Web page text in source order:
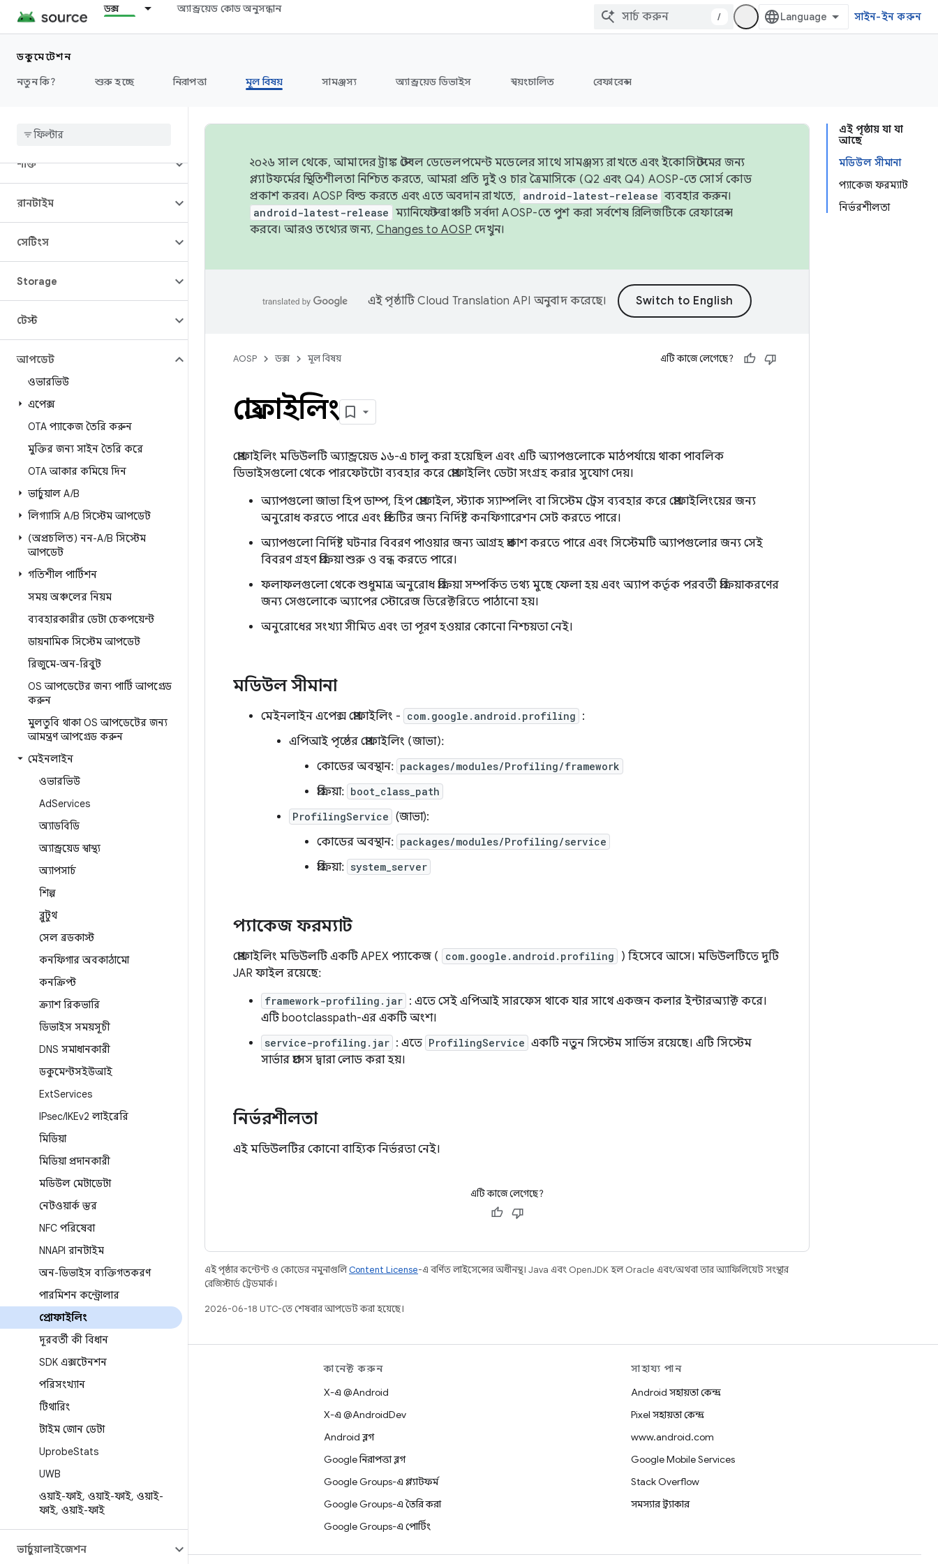
ডক্স অ্যান্ড্রয়েড কোড অনুসন্ধান
/ সাইন-ইন করুন
ডকুমেন্টেশন
নতুন কি?
শুরু হচ্ছে নিরাপত্তা মূল বিষয় সামঞ্জস্য অ্যান্ড্রয়েড ডিভাইস স্বয়ংচালিত রেফারেন্স
কর্মক্ষমতা
শক্তি
রানটাইম
সেটিংস
Storage
টেস্ট
আপডেট
ওভারভিউ
এপেক্স
OTA প্যাকেজ তৈরি করুন
মুক্তির জন্য সাইন তৈরি করে
OTA আকার কমিয়ে দিন
ভার্চুয়াল A/B
লিগ্যাসি A/B সিস্টেম আপডেট
(অপ্রচলিত) নন-A/B সিস্টেম
আপডেট
গতিশীল পার্টিশন
সময় অঞ্চলের নিয়ম
ব্যবহারকারীর ডেটা চেকপয়েন্ট
ডায়নামিক সিস্টেম আপডেট
রিজুমে-অন-রিবুট
OS আপডেটের জন্য পার্টি আপগ্রেড
করুন
মুলতুবি থাকা OS আপডেটের জন্য
আমন্ত্রণ আপগ্রেড করুন
মেইনলাইন
ওভারভিউ
AdServices
অ্যাডবিডি
অ্যান্ড্রয়েড স্বাস্থ্য
অ্যাপসার্চ
শিল্প
ব্লুটুথ
সেল ব্রডকাস্ট
কনফিগার অবকাঠামো
কনক্রিপ্ট
ক্র্যাশ রিকভারি
ডিভাইস সময়সূচী
DNS সমাধানকারী
ডকুমেন্টসইউআই
ExtServices
IPsec/IKEv2 লাইব্রেরি
মিডিয়া
মিডিয়া প্রদানকারী
মডিউল মেটাডেটা
নেটওয়ার্ক স্তর
NFC পরিষেবা
NNAPI রানটাইম
অন-ডিভাইস ব্যক্তিগতকরণ
পারমিশন কন্ট্রোলার
প্রোফাইলিং
দূরবর্তী কী বিধান
SDK এক্সটেনশন
পরিসংখ্যান
টিথারিং
টাইম জোন ডেটা
UprobeStats
UWB
ওয়াই-ফাই, ওয়াই-ফাই, ওয়াই-
ফাই, ওয়াই-ফাই
ভার্চুয়ালাইজেশন
এই পৃষ্ঠায় যা যা
আছে
মডিউল সীমানা
প্যাকেজ ফরম্যাট
নির্ভরশীলতা
২০২৬ সাল থেকে, আমাদের ট্রাঙ্ক স্টেবল ডেভেলপমেন্ট মডেলের সাথে সামঞ্জস্য রাখতে এবং ইকোসিস্টেমের জন্য
প্ল্যাটফর্মের স্থিতিশীলতা নিশ্চিত করতে, আমরা প্রতি দুই ও চার ত্রৈমাসিকে (Q2 এবং Q4) AOSP-তে সোর্স কোড
প্রকাশ করব। AOSP বিল্ড করতে এবং এতে অবদান রাখতে,
android-latest-release ব্যবহার করুন।
android-latest-release ম্যানিফেস্ট ব্রাঞ্চটি সর্বদা AOSP-তে পুশ করা সর্বশেষ রিলিজটিকে রেফারেন্স
করবে। আরও তথ্যের জন্য,Changes to AOSP দেখুন।
এই পৃষ্ঠাটিCloud Translation API অনুবাদ করেছে।
AOSP ডক্স মূল বিষয় এটি কাজে লেগেছে?
প্রোফাইলিং
প্রোফাইলিং মডিউলটি অ্যান্ড্রয়েড ১৬-এ চালু করা হয়েছিল এবং এটি অ্যাপগুলোকে মাঠপর্যায়ে থাকা পাবলিক
ডিভাইসগুলো থেকে পারফেটটো ব্যবহার করে প্রোফাইলিং ডেটা সংগ্রহ করার সুযোগ দেয়।
অ্যাপগুলো জাভা হিপ ডাম্প, হিপ প্রোফাইল, স্ট্যাক স্যাম্পলিং বা সিস্টেম ট্রেস ব্যবহার করে প্রোফাইলিংয়ের জন্য
অনুরোধ করতে পারে এবং প্রতিটির জন্য নির্দিষ্ট কনফিগারেশন সেট করতে পারে।
অ্যাপগুলো নির্দিষ্ট ঘটনার বিবরণ পাওয়ার জন্য আগ্রহ প্রকাশ করতে পারে এবং সিস্টেমটি অ্যাপগুলোর জন্য সেই
বিবরণ গ্রহণ প্রক্রিয়া শুরু ও বন্ধ করতে পারে।
ফলাফলগুলো থেকে শুধুমাত্র অনুরোধ প্রক্রিয়া সম্পর্কিত তথ্য মুছে ফেলা হয় এবং অ্যাপ কর্তৃক পরবর্তী প্রক্রিয়াকরণের
জন্য সেগুলোকে অ্যাপের স্টোরেজ ডিরেক্টরিতে পাঠানো হয়।
অনুরোধের সংখ্যা সীমিত এবং তা পূরণ হওয়ার কোনো নিশ্চয়তা নেই।
মডিউল সীমানা
মেইনলাইন এপেক্স প্রোফাইলিং - com.google.android.profiling :
এপিআই পৃষ্ঠের প্রোফাইলিং (জাভা):
কোডের অবস্থান: packages/modules/Profiling/framework
প্রক্রিয়া: boot_class_path
ProfilingService (জাভা):
কোডের অবস্থান: packages/modules/Profiling/service
প্রক্রিয়া: system_server
প্যাকেজ ফরম্যাট
প্রোফাইলিং মডিউলটি একটি APEX প্যাকেজ ( com.google.android.profiling
) হিসেবে আসে। মডিউলটিতে দুটি
JAR ফাইল রয়েছে:
framework-profiling.jar : এতে সেই এপিআই সারফেস থাকে যার সাথে একজন কলার ইন্টারঅ্যাক্ট করে।
এটি bootclasspath-এর একটি অংশ।
service-profiling.jar : এতে ProfilingService একটি নতুন সিস্টেম সার্ভিস রয়েছে। এটি সিস্টেম
সার্ভার প্রসেস দ্বারা লোড করা হয়।
নির্ভরশীলতা
এই মডিউলটির কোনো বাহ্যিক নির্ভরতা নেই।
এটি কাজে লেগেছে?
এই পৃষ্ঠার কন্টেন্ট ও কোডের নমুনাগুলিContent License-এ বর্ণিত লাইসেন্সের অধীনস্থ। Java এবং OpenJDK হল Oracle এবং/অথবা তার অ্যাফিলিয়েট সংস্থার
রেজিস্টার্ড ট্রেডমার্ক।
2026-06-18 UTC-তে শেষবার আপডেট করা হয়েছে।
Android স্টোরেজ
প্রয়োজনীয়তা
ডাউনলোড হচ্ছে
প্রিভিউ বাইনারি
ফ্যাক্টরি ইমেজ
ড্রাইভার বাইনারি
কানেক্ট করুন
X-এ @Android
X-এ @AndroidDev
Android ব্লগ
Google নিরাপত্তা ব্লগ
Google Groups-এ প্ল্যাটফর্ম
Google Groups-এ তৈরি করা
Google Groups-এ পোর্টিং
সাহায্য পান
Android সহায়তা কেন্দ্র
Pixel সহায়তা কেন্দ্র
www.android.com
Google Mobile Services
Stack Overflow
সমস্যার ট্র্যাকার